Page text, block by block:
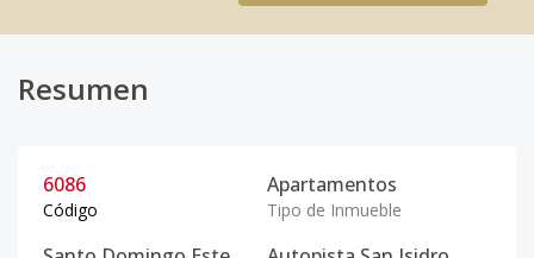
Resumen
6086
Código
Apartamentos
Tipo de Inmueble